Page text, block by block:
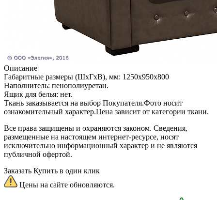
Описание
Габаритные размеры (ШхГхВ), мм: 1250х950х800
Наполнитель: пенополиуретан.
Ящик для белья: нет.
Ткань заказывается на выбор Покупателя.Фото носит
ознакомительный характер.Цена зависит от категории ткани.
Все права защищены и охраняются законом. Сведения,
размещенные на настоящем интернет-ресурсе, носят
исключительно информационный характер и не являются
публичной офертой.
Заказать Купить в один клик
Цены на сайте обновляются.